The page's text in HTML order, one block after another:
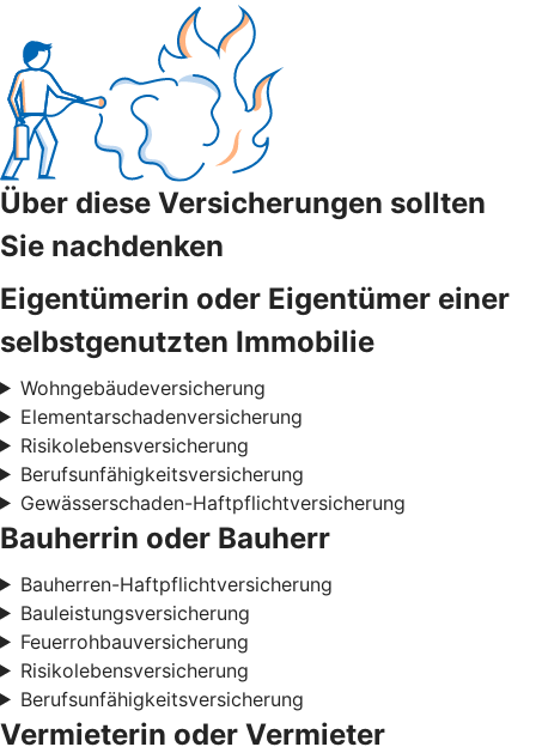
Über diese Versicherungen sollten
Sie nachdenken
Eigentümerin oder Eigentümer einer
selbstgenutzten Immobilie
Wohngebäudeversicherung
Elementarschadenversicherung
Risikolebensversicherung
Berufsunfähigkeitsversicherung
Gewässerschaden-Haftpflichtversicherung
Bauherrin oder Bauherr
Bauherren-Haftpflichtversicherung
Bauleistungsversicherung
Feuerrohbauversicherung
Risikolebensversicherung
Berufsunfähigkeitsversicherung
Vermieterin oder Vermieter